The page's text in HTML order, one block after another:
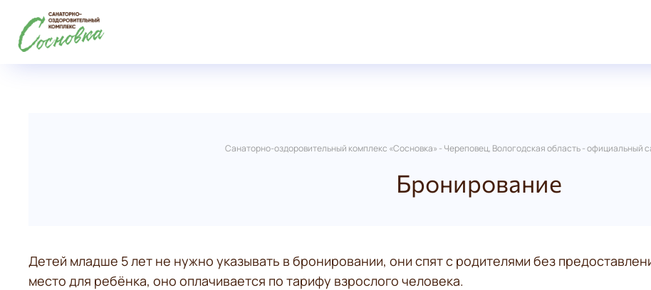
Санаторно-оздоровительный комплекс «Сосновка» - Череповец, Вологодская область - официальный
Бронирование
Детей младше 5 лет не нужно указывать в бронировании, они спят с родителями без
место для ребёнка, оно оплачивается по тарифу взрослого человека.